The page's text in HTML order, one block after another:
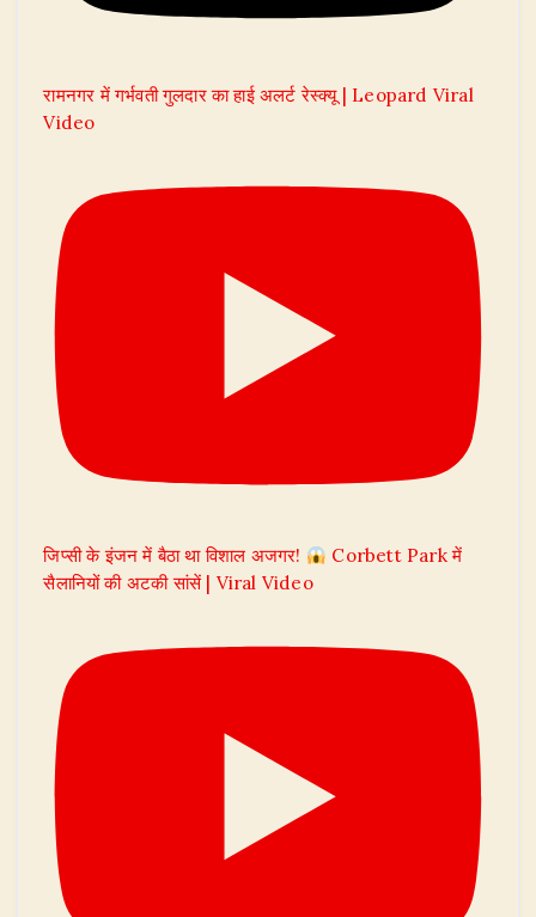
रामनगर में गर्भवती गुलदार का हाई अलर्ट रेस्क्यू | Leopard Viral
Video
जिप्सी के इंजन में बैठा था विशाल अजगर!
Corbett Park में
सैलानियों की अटकी सांसें | Viral Video